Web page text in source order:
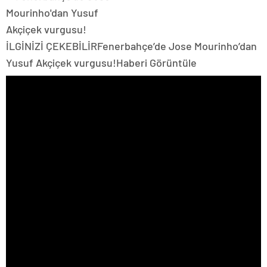
İLGİNİZİ ÇEKEBİLİRFenerbahçe’de Jose Mourinho’dan
Yusuf Akçiçek vurgusu!Haberi Görüntüle